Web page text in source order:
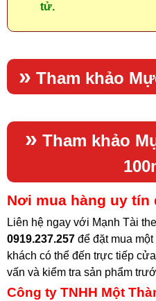
tử.
» Tham khảo
» Tham khảo
Nơi mua hàng uy tín
Liên hệ ngay với Mạnh Tài
0919.237.257 để đặt mua
khách có thể đến trực tiếp
vấn và kiểm tra sản phẩm
Công ty TNHH Một